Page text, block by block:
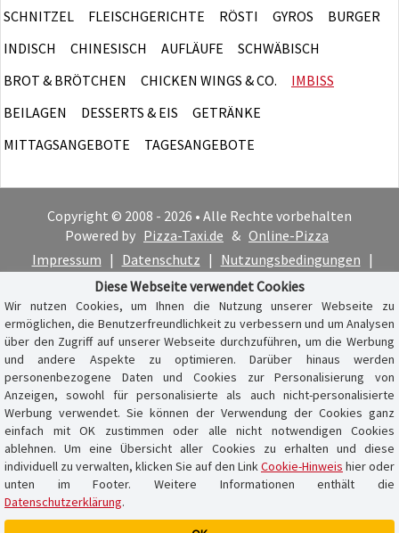
SCHNITZEL
FLEISCHGERICHTE RÖSTI GYROS
BURGER
INDISCH
CHINESISCH AUFLÄUFE
SCHWÄBISCH
BROT & BRÖTCHEN
CHICKEN WINGS & CO.
IMBISS
BEILAGEN
DESSERTS & EIS
GETRÄNKE
MITTAGSANGEBOTE
TAGESANGEBOTE
Copyright © 2008 - 2026 • Alle Rechte vorbehalten
Powered by Pizza-Taxi.de & Online-Pizza
Impressum | Datenschutz | Nutzungsbedingungen |
Cookie-Hinweis
Diese Webseite verwendet Cookies
Wir nutzen Cookies, um Ihnen die Nutzung unserer Webseite zu
ermöglichen, die Benutzerfreundlichkeit zu verbessern und um Analysen
über den Zugriff auf unserer Webseite durchzuführen, um die Werbung
und andere Aspekte zu optimieren. Darüber hinaus werden
personenbezogene Daten und Cookies zur Personalisierung von
Anzeigen, sowohl für personalisierte als auch nicht-personalisierte
Werbung verwendet. Sie können der Verwendung der Cookies ganz
einfach mit OK zustimmen oder alle nicht notwendigen Cookies
ablehnen. Um eine Übersicht aller Cookies zu erhalten und diese
individuell zu verwalten, klicken Sie auf den LinkCookie-Hinweis hier oder
unten im Footer. Weitere Informationen enthält die
Datenschutzerklärung.